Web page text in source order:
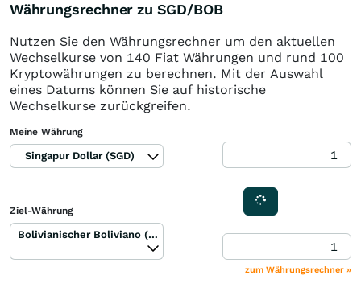
Währungsrechner zu SGD/BOB
Nutzen Sie den Währungsrechner um den aktuellen
Wechselkurse von 140 Fiat Währungen und rund 100
Kryptowährungen zu berechnen. Mit der Auswahl
eines Datums können Sie auf historische
Wechselkurse zurückgreifen.
Meine Währung
Singapur Dollar (SGD)
Ziel-Währung
Bolivianischer Boliviano (BOB)
zum Währungsrechner »